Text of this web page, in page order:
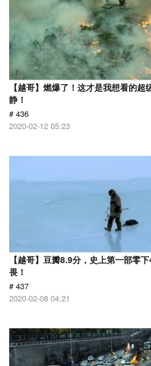
【越哥】燃爆了！这才是我想看的
静！
# 436
2020-02-12 05:23
【越哥】豆瓣8.9分，史上第一部零
畏！
# 437
2020-02-08 04:21